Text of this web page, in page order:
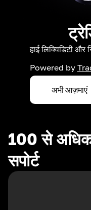
हाई लिक्विडिटी
Powered by
अभी आज़माएं
100 से अधिक
सपोर्ट